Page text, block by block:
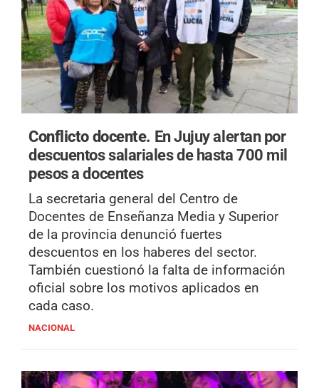
Conflicto docente. En Jujuy alertan por
descuentos salariales de hasta 700 mil
pesos a docentes
La secretaria general del Centro de
Docentes de Enseñanza Media y Superior
de la provincia denunció fuertes
descuentos en los haberes del sector.
También cuestionó la falta de información
oficial sobre los motivos aplicados en
cada caso.
NACIONAL